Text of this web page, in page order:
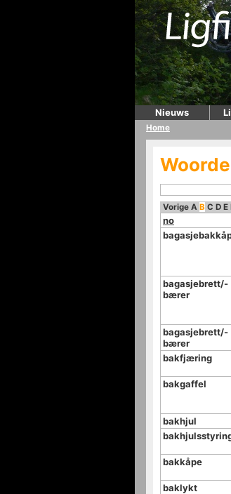
Nieuws
Home
Vorige A B C D E
no
bagasjebrett/-
bærer
bagasjebrett/-
bærer
bakfjæring
bakgaffel
bakhjul
bakkåpe
baklykt